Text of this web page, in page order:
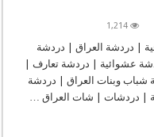
العراق
دردشة
1,214
| دردشة العراق | دردشة
عشوائية | دردشة تعارف |
شباب وبنات العراق | دردشة
| دردشات | شات العراق …